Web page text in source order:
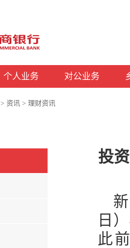
个人业务 对公业务
> 资讯 > 理财资讯
投
日
此